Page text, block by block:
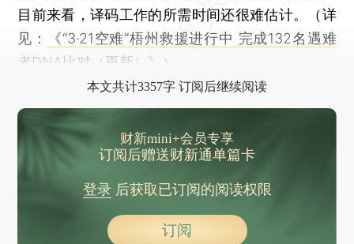
目前来看，译码工作的所需时间还很难估计。（详
见：
《“3·21空难”梧州救援进行中 完成132名遇难
者DNA比对（更新）》
）
本文共计3357字 订阅后继续阅读
财新mini+会员专享
订阅后赠送财新通单篇卡
登录后获取已订阅的阅读权限
订阅